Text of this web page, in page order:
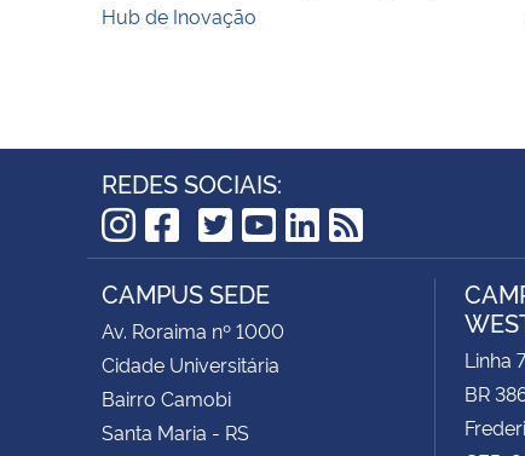
Hub de Inovação
REDES SOCIAIS:
Instagram
Facebook
TikTok
Twitter
YouTube
LinkedIn
RSS
CAMPUS SEDE
Av. Roraima nº 1000
Cidade Universitária
Bairro Camobi
Santa Maria - RS
Linha
BR